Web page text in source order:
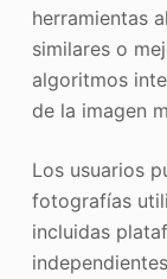
herramientas
similares o
algoritmos
de la imagen
Los usuarios
fotografías
incluidas